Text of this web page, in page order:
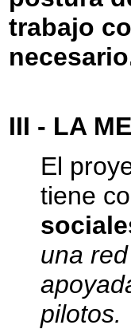
trabajo
III - LA
El
tiene
una
pilotos.